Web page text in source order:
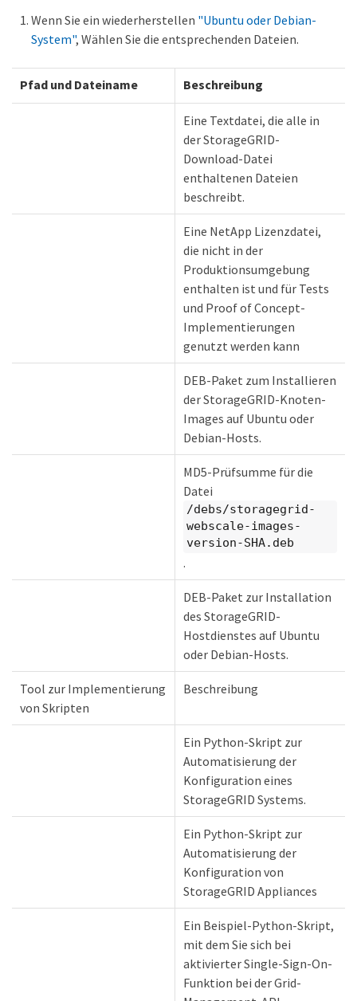
Wenn Sie ein wiederherstellen "Ubuntu oder Debian-
System", Wählen Sie die entsprechenden Dateien.
Pfad und Dateiname Beschreibung
Eine Textdatei, die alle in
der StorageGRID-
Download-Datei
enthaltenen Dateien
beschreibt.
Eine NetApp Lizenzdatei,
die nicht in der
Produktionsumgebung
enthalten ist und für Tests
und Proof of Concept-
Implementierungen
genutzt werden kann
DEB-Paket zum Installieren
der StorageGRID-Knoten-
Images auf Ubuntu oder
Debian-Hosts.
MD5-Prüfsumme für die
Datei
/debs/storagegrid-
webscale-images-
version-SHA.deb
.
DEB-Paket zur Installation
des StorageGRID-
Hostdienstes auf Ubuntu
oder Debian-Hosts.
Tool zur Implementierung
von Skripten
Beschreibung
Ein Python-Skript zur
Automatisierung der
Konfiguration eines
StorageGRID Systems.
Ein Python-Skript zur
Automatisierung der
Konfiguration von
StorageGRID Appliances
Ein Beispiel-Python-Skript,
mit dem Sie sich bei
aktivierter Single-Sign-On-
Funktion bei der Grid-